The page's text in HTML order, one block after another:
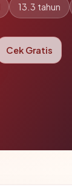
13.3 tahun
Cek Gratis